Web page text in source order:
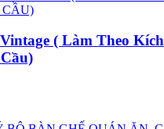
( Làm Theo Kích